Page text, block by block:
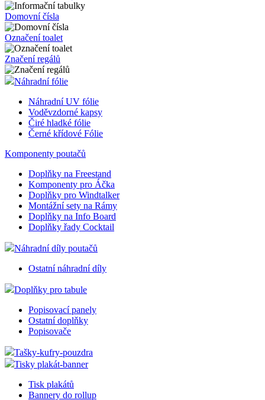
Stolní info tabulka
Distanční plexi tabulky
Informační tabulky
Domovní čísla
Označení toalet
Značení regálů
Voděvzdorné kapsy
Čiré hladké fólie
Černé křídové Fólie
Komponenty poutačů
Komponenty pro Áčka
Montážní sety na Rámy
Doplňky řady Cocktail
Náhradní díly poutačů
Ostatní náhradní díly
Doplňky pro tabule
Popisovací panely
Ostatní doplňky
Popisovače